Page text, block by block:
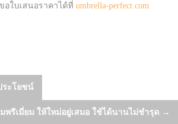
ใบเสนอราคาได้ที่ umbrella-perfect.com
ระโยชน์
พรีเมี่ยม ให้ใหม่อยู่เสมอ ใช้ได้นานไม่ชำรุด →